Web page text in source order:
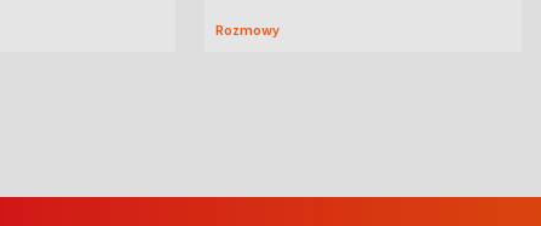
Rozmowy